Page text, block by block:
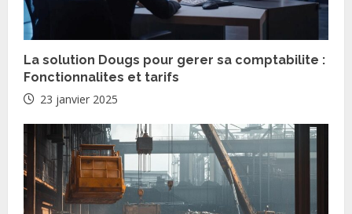
La solution Dougs pour gerer sa comptabilite :
Fonctionnalites et tarifs
23 janvier 2025